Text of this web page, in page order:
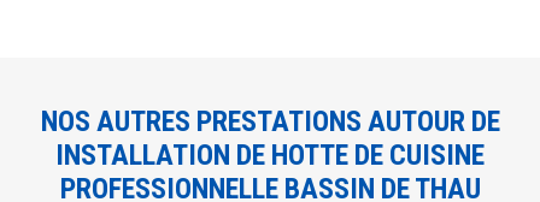
NOS AUTRES PRESTATIONS AUTOUR DE
INSTALLATION DE HOTTE DE CUISINE
PROFESSIONNELLE BASSIN DE THAU